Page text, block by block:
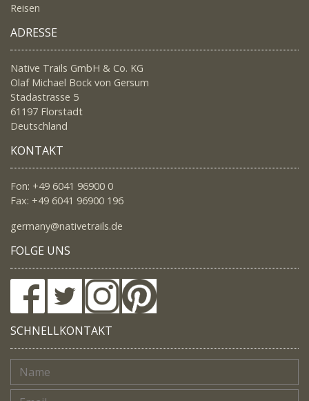
Reisen
ADRESSE
Native Trails GmbH & Co. KG
Olaf Michael Bock von Gersum
Stadastrasse 5
61197 Florstadt
Deutschland
KONTAKT
Fon: +49 6041 96900 0
Fax: +49 6041 96900 196
germany@nativetrails.de
FOLGE UNS
SCHNELLKONTAKT